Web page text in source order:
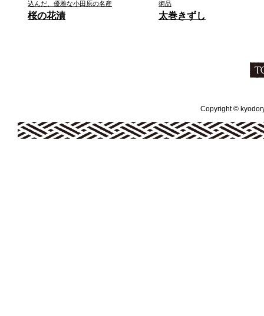
込んだ、優雅な小田原の名産
桜の花漬
術品
太巻きずし
Copyright ©